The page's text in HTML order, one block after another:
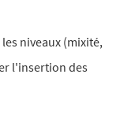
les niveaux (mixité,
l'insertion des